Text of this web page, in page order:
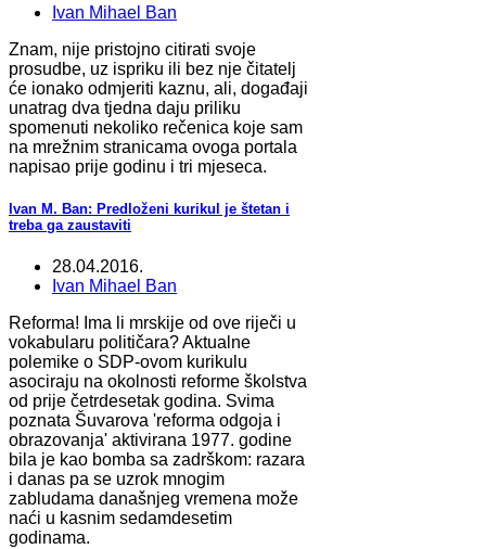
Ivan Mihael Ban
Znam, nije pristojno citirati svoje
prosudbe, uz ispriku ili bez nje čitatelj
će ionako odmjeriti kaznu, ali, događaji
unatrag dva tjedna daju priliku
spomenuti nekoliko rečenica koje sam
na mrežnim stranicama ovoga portala
napisao prije godinu i tri mjeseca.
Ivan M. Ban: Predloženi kurikul je štetan i
treba ga zaustaviti
28.04.2016.
Ivan Mihael Ban
Reforma! Ima li mrskije od ove riječi u
vokabularu političara? Aktualne
polemike o SDP-ovom kurikulu
asociraju na okolnosti reforme školstva
od prije četrdesetak godina. Svima
poznata Šuvarova 'reforma odgoja i
obrazovanja' aktivirana 1977. godine
bila je kao bomba sa zadrškom: razara
i danas pa se uzrok mnogim
zabludama današnjeg vremena može
naći u kasnim sedamdesetim
godinama.